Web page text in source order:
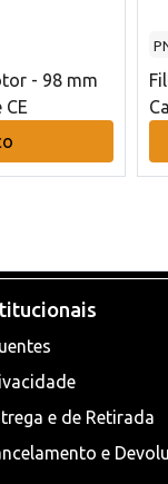
- 98 mm
CE
e de Retirada
e